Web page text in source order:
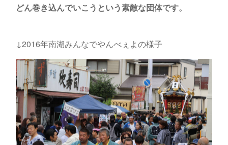
どん巻き込んでいこうという素敵な団体です。
↓2016年南湖みんなでやんべぇよの様子